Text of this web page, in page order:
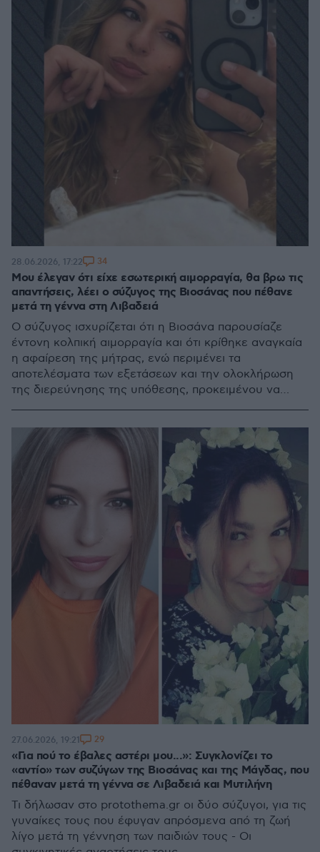
Μου έλεγαν ότι είχε εσωτερική αιμορραγία, θα βρω τις
απαντήσεις, λέει ο σύζυγος της Βιοσάνας που πέθανε
μετά τη γέννα στη Λιβαδειά
Ο σύζυγος ισχυρίζεται ότι η Βιοσάνα παρουσίαζε
έντονη κολπική αιμορραγία και ότι κρίθηκε αναγκαία
η αφαίρεση της μήτρας, ενώ περιμένει τα
αποτελέσματα των εξετάσεων και την ολοκλήρωση
της διερεύνησης της υπόθεσης, προκειμένου να
28.06.2026, 17:22 34
«Για πού το έβαλες αστέρι μου...»: Συγκλονίζει το
«αντίο» των συζύγων της Βιοσάνας και της Μάγδας, που
πέθαναν μετά τη γέννα σε Λιβαδειά και Μυτιλήνη
Τι δήλωσαν στο protothema.gr οι δύο σύζυγοι, για τις
γυναίκες τους που έφυγαν απρόσμενα από τη ζωή
λίγο μετά τη γέννηση των παιδιών τους - Οι
27.06.2026, 19:21 29